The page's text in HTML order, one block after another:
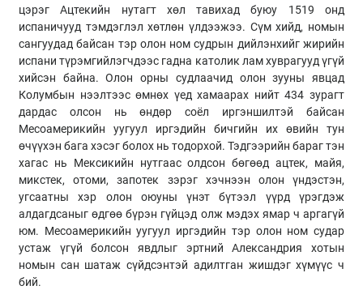
цэрэг Ацтекийн нутагт хөл тавихад буюу 1519 онд
испаничууд тэмдэглэл хөтлөн үлдээжээ. Сүм хийд, номын
сангуудад байсан тэр олон ном судрын дийлэнхийг жирийн
испани түрэмгийлэгчдээс гадна католик лам хуврагууд үгүй
хийсэн байна. Олон орны судлаачид олон зууны явцад
Колумбын нээлтээс өмнөх үед хамаарах нийт 434 зурагт
дардас олсон нь өндөр соёл иргэншилтэй байсан
Месоамерикийн уугуул иргэдийн бичгийн их өвийн тун
өчүүхэн бага хэсэг болох нь тодорхой. Тэдгээрийн бараг тэн
хагас нь Мексикийн нутгаас олдсон бөгөөд ацтек, майя,
микстек, отоми, запотек зэрэг хэчнээн олон үндэстэн,
угсаатны хэр олон оюуны үнэт бүтээл үүрд үрэгдэж
алдагдсаныг өдгөө бүрэн гүйцэд олж мэдэх ямар ч аргагүй
юм. Месоамерикийн уугуул иргэдийн тэр олон ном судар
устаж үгүй болсон явдлыг эртний Александрия хотын
номын сан шатаж сүйдсэнтэй адилтган жишдэг хүмүүс ч
бий.